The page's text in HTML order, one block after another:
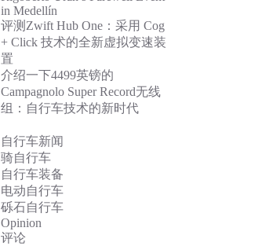
in Medellín
评测Zwift Hub One：采用 Cog
+ Click 技术的全新虚拟变速装
置
介绍一下4499英镑的
Campagnolo Super Record无线
组：自行车技术的新时代
自行车新闻
骑自行车
自行车装备
电动自行车
砾石自行车
Opinion
评论